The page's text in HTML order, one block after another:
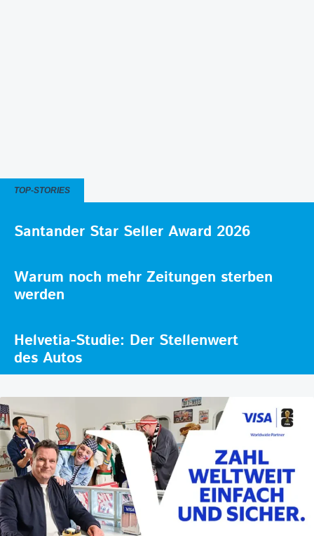
TOP-STORIES
Santander Star Seller Award 2026
Warum noch mehr Zeitungen sterben
werden
Helvetia-Studie: Der Stellenwert
des Autos